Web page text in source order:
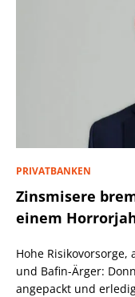
PRIVATBANKEN
Zinsmisere
einem
Hohe
und Bafin-Ärger:
angepackt und